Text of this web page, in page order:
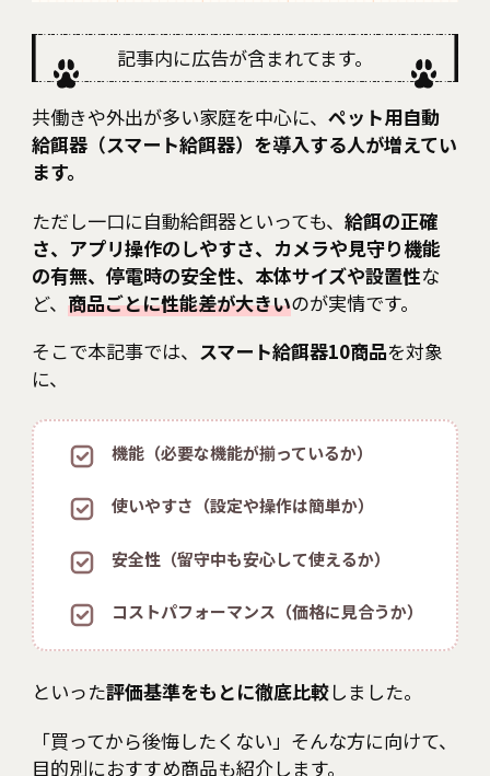
Culture
Health
Lifestyle
Fashion
Education
記事内に広告が含まれてます。
共働きや外出が多い家庭を中心に、ペット用自動
給餌器（スマート給餌器）を導入する人が増えてい
ます。
ただし一口に自動給餌器といっても、給餌の正確
さ、アプリ操作のしやすさ、カメラや見守り機能
の有無、停電時の安全性、本体サイズや設置性な
ど、商品ごとに性能差が大きいのが実情です。
そこで本記事では、 スマート給餌器10商品を対象
に、
機能（必要な機能が揃っているか）
使いやすさ（設定や操作は簡単か）
安全性（留守中も安心して使えるか）
コストパフォーマンス（価格に見合うか）
といった評価基準をもとに徹底比較しました。
「買ってから後悔したくない」そんな方に向けて、
目的別におすすめ商品も紹介します。